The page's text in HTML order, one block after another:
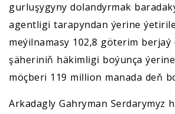
gurluşygyny dolandyrmak
agentligi tarapyndan ýerine
meýilnamasy 102,8 göterim berjaý
şäheriniň häkimligi boýunça
möçberi 119 million manada deň
Arkadagly Gahryman Serdarymyz